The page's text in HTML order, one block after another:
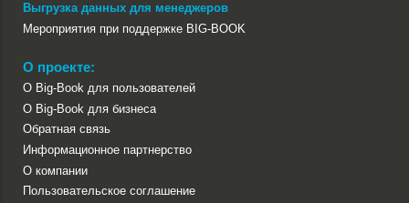
Выгрузка данных для менеджеров
Мероприятия при поддержке BIG-BOOK
О проекте:
О Big-Book для пользователей
О Big-Book для бизнеса
Обратная связь
Информационное партнерство
О компании
Пользовательское соглашение